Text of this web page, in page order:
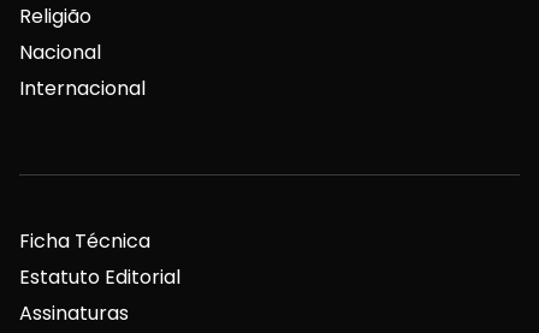
Religião
Nacional
Internacional
Ficha Técnica
Estatuto Editorial
Assinaturas